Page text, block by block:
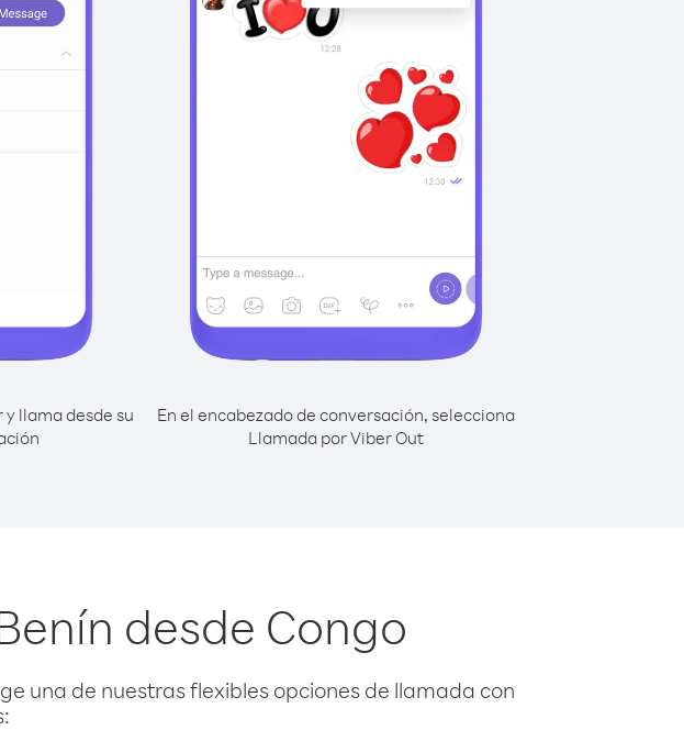
llama desde su
En el encabezado de conversación, selecciona
Llamada por Viber Out
desde Congo
una de nuestras flexibles opciones de llamada con